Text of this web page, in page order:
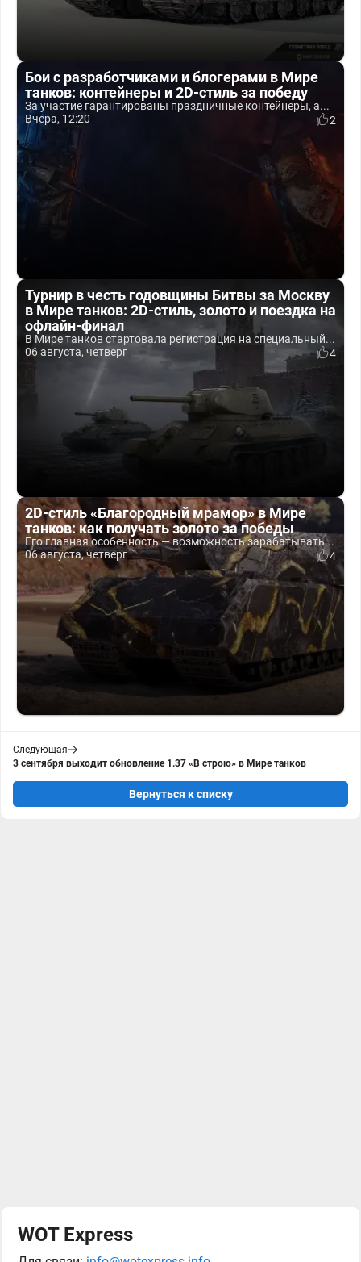
Бои с разработчиками и блогерами в Мире
танков: контейнеры и 2D-стиль за победу
За участие гарантированы праздничные контейнеры, а...
Вчера, 12:20
2
Турнир в честь годовщины Битвы за Москву
в Мире танков: 2D-стиль, золото и поездка на
офлайн-финал
В Мире танков стартовала регистрация на специальный...
06 августа, четверг
4
2D-стиль «Благородный мрамор» в Мире
танков: как получать золото за победы
Его главная особенность — возможность зарабатывать...
06 августа, четверг
4
Следующая
3 сентября выходит обновление 1.37 «В строю» в Мире танков
Вернуться к списку
WOT Express